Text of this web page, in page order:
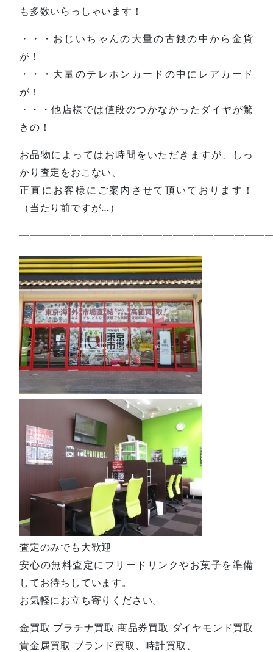
も多数いらっしゃいます！
・・・おじいちゃんの大量の古銭の中から金貨
が！
・・・大量のテレホンカードの中にレアカード
が！
・・・他店様では値段のつかなかったダイヤが驚
きの！
お品物によってはお時間をいただきますが、しっ
かり査定をおこない、
正直にお客様にご案内させて頂いております！
（当たり前ですが…）
査定のみでも大歓迎
安心の無料査定にフリードリンクやお菓子を準備
してお待ちしています。
お気軽にお立ち寄りください。
金買取 プラチナ買取 商品券買取 ダイヤモンド買取
貴金属買取 ブランド買取、時計買取、